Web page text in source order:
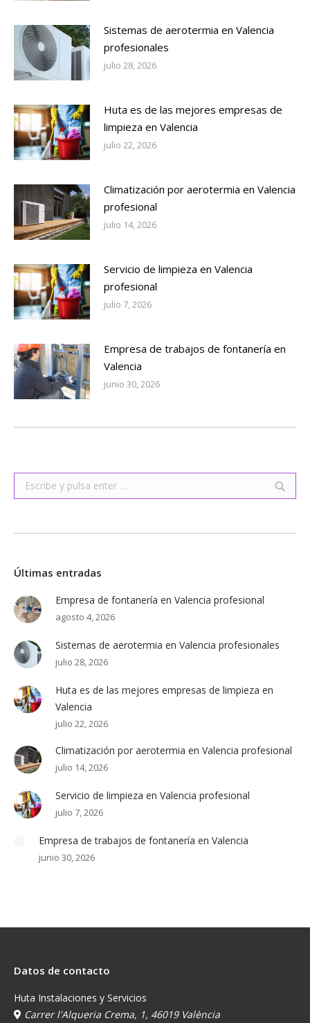
Sistemas de aerotermia en Valencia
profesionales
julio 28, 2026
Huta es de las mejores empresas de
limpieza en Valencia
julio 22, 2026
Climatización por aerotermia en Valencia
profesional
julio 14, 2026
Servicio de limpieza en Valencia
profesional
julio 7, 2026
Empresa de trabajos de fontanería en
Valencia
junio 30, 2026
Buscar:
Últimas entradas
Empresa de fontanería en Valencia profesional
agosto 4, 2026
Sistemas de aerotermia en Valencia profesionales
julio 28, 2026
Huta es de las mejores empresas de limpieza en
Valencia
julio 22, 2026
Climatización por aerotermia en Valencia profesional
julio 14, 2026
Servicio de limpieza en Valencia profesional
julio 7, 2026
Empresa de trabajos de fontanería en Valencia
junio 30, 2026
Datos de contacto
Huta Instalaciones y Servicios
Carrer l'Alqueria Crema, 1, 46019 València